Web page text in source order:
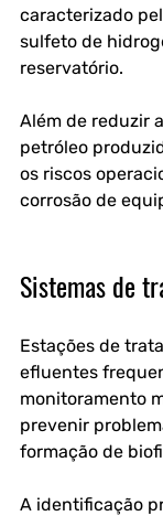
caracterizado
sulfeto de
reservatório.
Além de reduzir
petróleo
os riscos
corrosão de
Sistemas de
Estações de
efluentes
monitoramento
prevenir
formação de
A identificação